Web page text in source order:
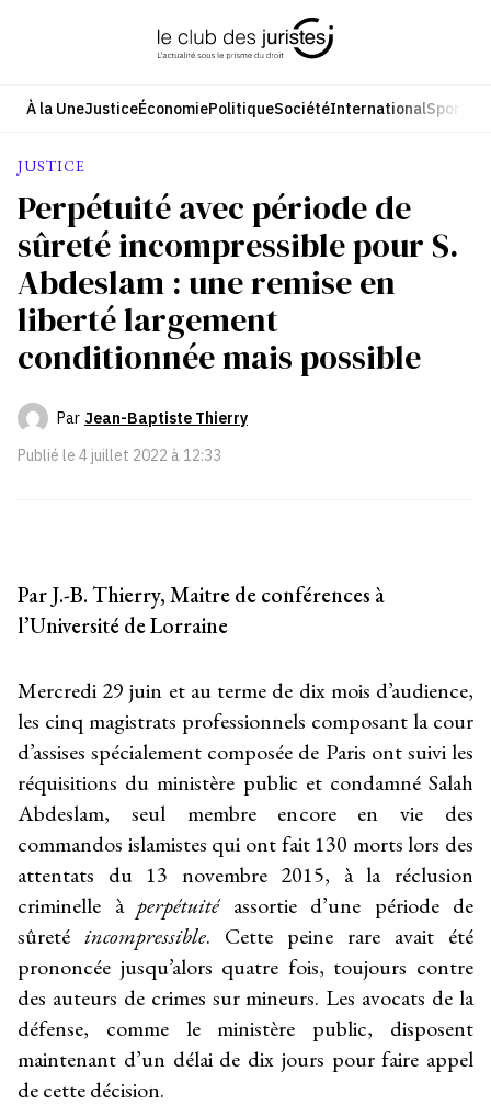
À la UneJusticeÉconomiePolitiqueSociétéInternationalSport
JUSTICE
Perpétuité avec période de
sûreté incompressible pour S.
Abdeslam : une remise en
liberté largement
conditionnée mais possible
Par Jean-Baptiste Thierry
Publié le 4 juillet 2022 à 12:33
Par J.-B. Thierry, Maitre de conférences à
l’Université de Lorraine
Mercredi 29 juin et au terme de dix mois d’audience,
les cinq magistrats professionnels composant la cour
d’assises spécialement composée de Paris ont suivi les
réquisitions du ministère public et condamné Salah
Abdeslam, seul membre encore en vie des
commandos islamistes qui ont fait 130 morts lors des
attentats du 13 novembre 2015, à la réclusion
criminelle à perpétuitéassortie d’une période de
sûreté incompressible. Cette peine rare avait été
prononcée jusqu’alors quatre fois, toujours contre
des auteurs de crimes sur mineurs. Les avocats de la
défense, comme le ministère public, disposent
maintenant d’un délai de dix jours pour faire appel
de cette décision.